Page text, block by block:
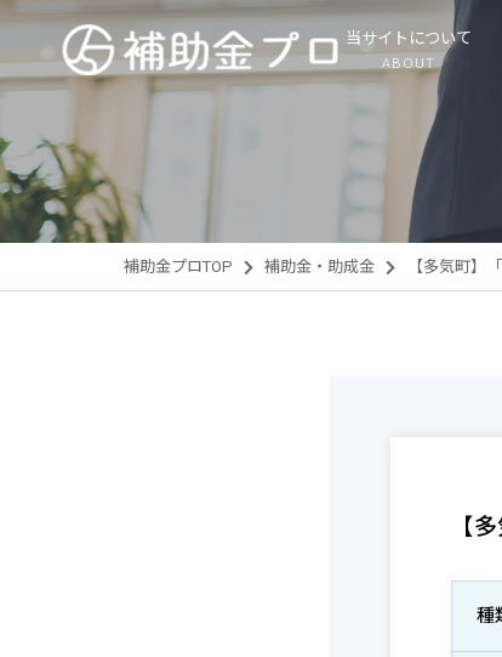
当サイトについて
ABOUT
補助金プロTOP 補助金・助成金 【多気町】
【
種